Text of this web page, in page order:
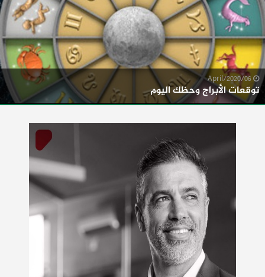
توقعات الأبراج وحظك اليوم